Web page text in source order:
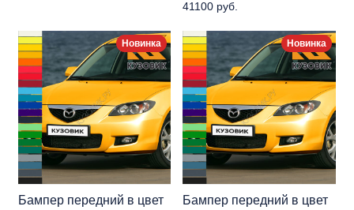
41100 руб.
Новинка
Бампер передний в цвет
Новинка
Бампер передний в цвет